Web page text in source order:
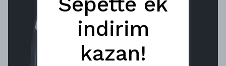
indirim
kazan!